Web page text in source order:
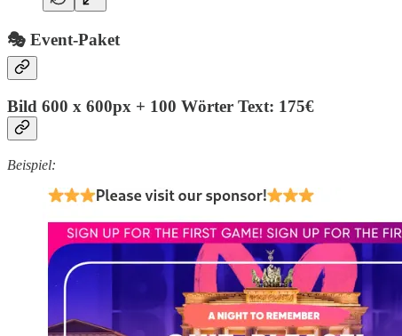
🎭 Event-Paket
Bild 600 x 600px + 100 Wörter Text: 175€
Beispiel: